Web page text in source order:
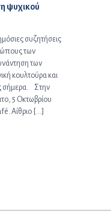
ψυχικού
συζητήσεις
των
των
κουλτούρα και
σήμερα. Στην
5 Οκτωβρίου
Αίθριο […]